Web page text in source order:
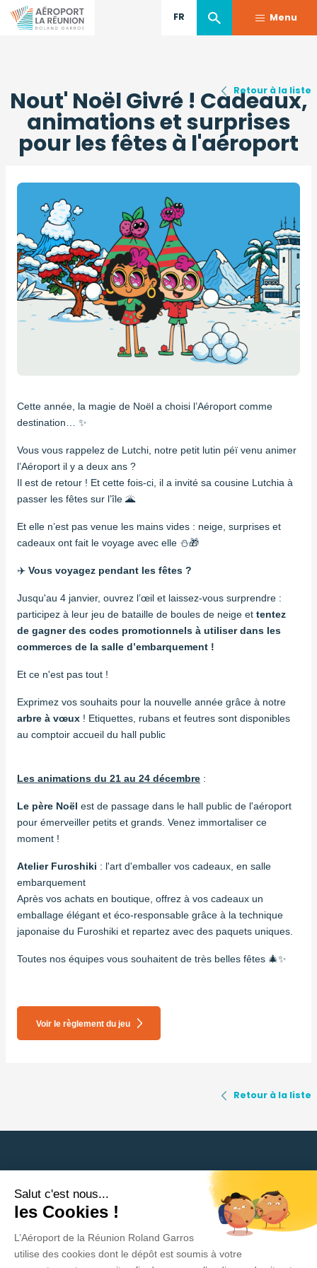
Salut c'est nous...
les Cookies !
L’Aéroport de la Réunion Roland Garros
utilise des cookies dont le dépôt est soumis à votre
contenu
principal
FR Menu
Nout' Noël Givré ! Cadeaux,
animations et surprises
pour les fêtes à l'aéroport
Cette année, la magie de Noël a choisi l’Aéroport comme
destination… ✨
Vous vous rappelez de Lutchi, notre petit lutin péï venu animer
l’Aéroport il y a deux ans ?
Il est de retour ! Et cette fois-ci, il a invité sa cousine Lutchia à
passer les fêtes sur l’île 🌋
Et elle n’est pas venue les mains vides : neige, surprises et
cadeaux ont fait le voyage avec elle ⛄️🎁
✈️ Vous voyagez pendant les fêtes ?
Jusqu'au 4 janvier, ouvrez l’œil et laissez-vous surprendre :
participez à leur jeu de bataille de boules de neige et tentez
de gagner des codes promotionnels à utiliser dans les
commerces de la salle d’embarquement !
Et ce n'est pas tout !
Exprimez vos souhaits pour la nouvelle année grâce à notre
arbre à vœux ! Etiquettes, rubans et feutres sont disponibles
au comptoir accueil du hall public
Les animations du 21 au 24 décembre :
Le père Noël est de passage dans le hall public de l'aéroport
pour émerveiller petits et grands. Venez immortaliser ce
moment !
Atelier Furoshiki : l'art d'emballer vos cadeaux, en salle
embarquement
Après vos achats en boutique, offrez à vos cadeaux un
emballage élégant et éco-responsable grâce à la technique
japonaise du Furoshiki et repartez avec des paquets uniques.
Toutes nos équipes vous souhaitent de très belles fêtes 🎄✨
Voir le règlement du jeu
Photo
Retour à la liste
Retour à la liste
Besoin d'aide ?
Politique de protection des données